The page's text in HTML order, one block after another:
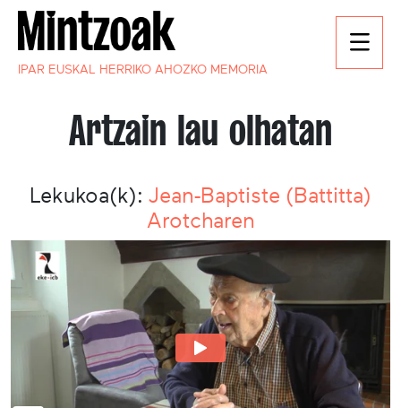
IPAR EUSKAL HERRIKO AHOZKO MEMORIA
Artzain lau olhatan
Lekukoa(k): Jean-Baptiste (Battitta)
Arotcharen